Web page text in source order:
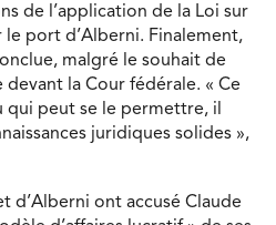
de l’application de la Loi sur
le port d’Alberni. Finalement,
malgré le souhait de
la Cour fédérale. « Ce
qui peut se le permettre, il
juridiques solides »,
d’Alberni ont accusé Claude